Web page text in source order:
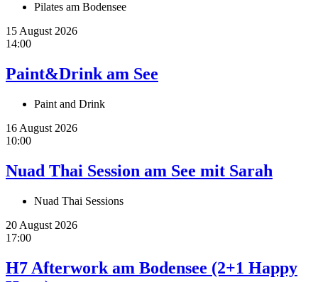
Pilates am Bodensee
15 August 2026
14:00
Paint&Drink am See
Paint and Drink
16 August 2026
10:00
Nuad Thai Session am See mit Sarah
Nuad Thai Sessions
20 August 2026
17:00
H7 Afterwork am Bodensee (2+1 Happy